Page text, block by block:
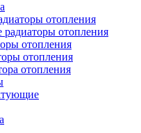
отопления
радиаторы отопления
отопления
отопления
отопления